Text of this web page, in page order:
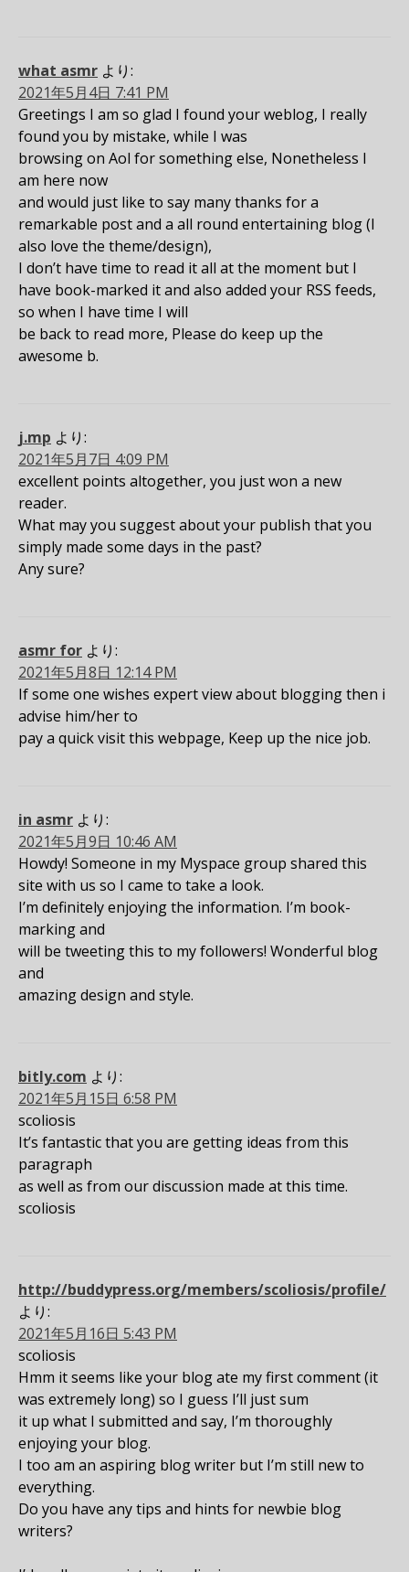
what asmr より:
2021年5月4日 7:41 PM
Greetings I am so glad I found your weblog, I really
found you by mistake, while I was
browsing on Aol for something else, Nonetheless I
am here now
and would just like to say many thanks for a
remarkable post and a all round entertaining blog (I
also love the theme/design),
I don’t have time to read it all at the moment but I
have book-marked it and also added your RSS feeds,
so when I have time I will
be back to read more, Please do keep up the
awesome b.
j.mp より:
2021年5月7日 4:09 PM
excellent points altogether, you just won a new
reader.
What may you suggest about your publish that you
simply made some days in the past?
Any sure?
asmr for より:
2021年5月8日 12:14 PM
If some one wishes expert view about blogging then i
advise him/her to
pay a quick visit this webpage, Keep up the nice job.
in asmr より:
2021年5月9日 10:46 AM
Howdy! Someone in my Myspace group shared this
site with us so I came to take a look.
I’m definitely enjoying the information. I’m book-
marking and
will be tweeting this to my followers! Wonderful blog
and
amazing design and style.
bitly.com より:
2021年5月15日 6:58 PM
scoliosis
It’s fantastic that you are getting ideas from this
paragraph
as well as from our discussion made at this time.
scoliosis
http://buddypress.org/members/scoliosis/profile/
より:
2021年5月16日 5:43 PM
scoliosis
Hmm it seems like your blog ate my first comment (it
was extremely long) so I guess I’ll just sum
it up what I submitted and say, I’m thoroughly
enjoying your blog.
I too am an aspiring blog writer but I’m still new to
everything.
Do you have any tips and hints for newbie blog
writers?